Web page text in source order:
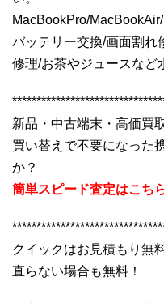
MacBookPro/
バッテリー交換/画面割れ
修理/お茶やジュースなど
新品・中古端末・高価買
買い替えで不要になった
か？
簡単スピード査定はこち
クイックはお見積もり無
直らない場合も無料！